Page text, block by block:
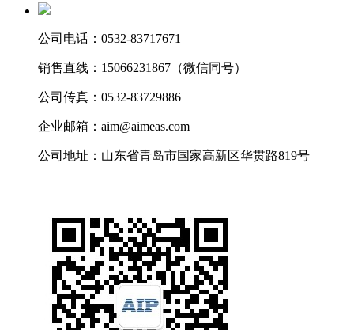
公司电话：0532-83717671
销售直线：15066231867（微信同号）
公司传真：0532-83729886
企业邮箱：aim@aimeas.com
公司地址：山东省青岛市国家高新区华贯路819号